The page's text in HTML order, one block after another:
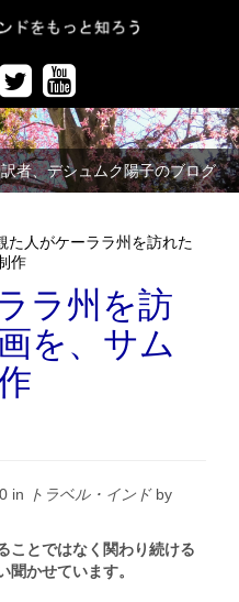
者、デシュムク陽子のブログ
た人がケーララ州を訪れた
作
ラ州を訪
を、サム
in トラベル・インドby
ことではなく関わり続ける
聞かせています。